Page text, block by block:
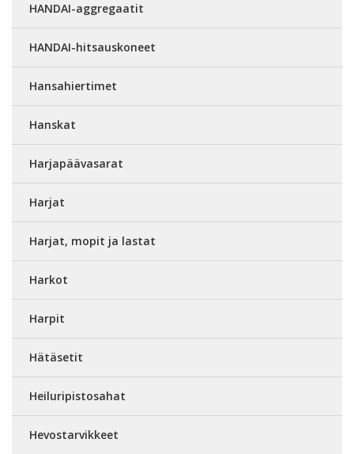
HANDAI-aggregaatit
HANDAI-hitsauskoneet
Hansahiertimet
Hanskat
Harjapäävasarat
Harjat
Harjat, mopit ja lastat
Harkot
Harpit
Hätäsetit
Heiluripistosahat
Hevostarvikkeet